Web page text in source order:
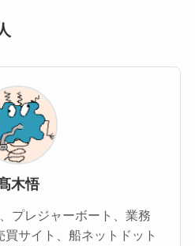
木悟
プレジャーボート、業務
サイト、船ネットドット